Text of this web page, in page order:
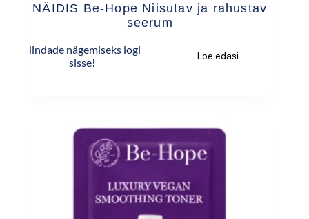
NÄIDIS Be-Hope Niisutav ja rahustav
seerum
Hindade nägemiseks logi
sisse!
Loe edasi